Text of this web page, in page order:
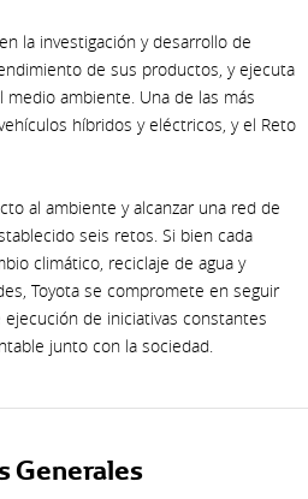
la investigación y desarrollo de
de sus productos, y ejecuta
ambiente. Una de las más
híbridos y eléctricos, y el Reto
al ambiente y alcanzar una red de
seis retos. Si bien cada
climático, reciclaje de agua y
Toyota se compromete en seguir
de iniciativas constantes
junto con la sociedad.
Generales